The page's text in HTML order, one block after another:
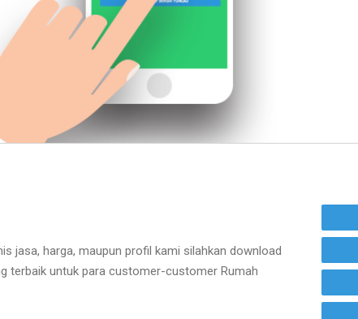
jasa, harga, maupun profil kami silahkan download
terbaik untuk para customer-customer Rumah